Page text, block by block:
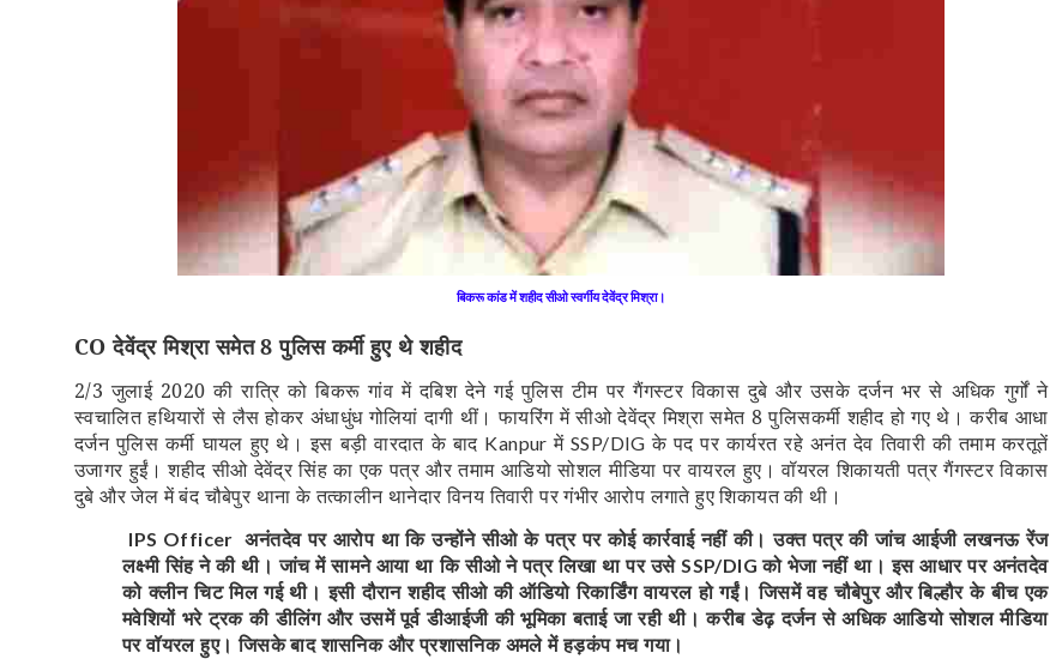
बिकरू कांड में शहीद सीओ स्वर्गीय देवेंद्र मिश्रा।
CO देवेंद्र मिश्रा समेत 8 पुलिस कर्मी हुए थे शहीद
2/3 जुलाई 2020 की रात्रि को बिकरू गांव में दबिश देने गई पुलिस टीम पर गैंगस्टर विकास दुबे और उसके दर्जन भर से अधिक गुर्गों ने
स्वचालित हथियारों से लैस होकर अंधाधुंध गोलियां दागी थीं। फायरिंग में सीओ देवेंद्र मिश्रा समेत 8 पुलिसकर्मी शहीद हो गए थे। करीब आधा
दर्जन पुलिस कर्मी घायल हुए थे। इस बड़ी वारदात के बाद Kanpurमें SSP/DIGके पद पर कार्यरत रहे अनंत देव तिवारी की तमाम करतूतें
उजागर हुईं। शहीद सीओ देवेंद्र सिंह का एक पत्र और तमाम आडियो सोशल मीडिया पर वायरल हुए। वॉयरल शिकायती पत्र गैंगस्टर विकास
दुबे और जेल में बंद चौबेपुर थाना के तत्कालीन थानेदार विनय तिवारी पर गंभीर आरोप लगाते हुए शिकायत की थी।
IPS Officer अनंतदेव पर आरोप था कि उन्होंने सीओ के पत्र पर कोई कार्रवाई नहीं की। उक्त पत्र की जांच आईजी लखनऊ रेंज
लक्ष्मी सिंह ने की थी। जांच में सामने आया था कि सीओ ने पत्र लिखा था पर उसेSSP/DIGको भेजा नहीं था। इस आधार पर अनंतदेव
को क्लीन चिट मिल गई थी। इसी दौरान शहीद सीओ की ऑडियो रिकार्डिंग वायरल हो गईं। जिसमें वह चौबेपुर और बिल्हौर के बीच एक
मवेशियों भरे ट्रक की डीलिंग और उसमें पूर्व डीआईजी की भूमिका बताई जा रही थी। करीब डेढ़ दर्जन से अधिक आडियो सोशल मीडिया
पर वॉयरल हुए। जिसके बाद शासनिक और प्रशासनिक अमले में हड़कंप मच गया।